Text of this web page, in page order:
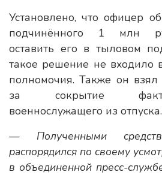
Установлено, что офицер
подчинённого 1 млн
оставить его в тыловом
такое решение не входило
полномочия. Также он
за сокрытие
военнослужащего из отпуска.
— Полученными
распорядился по своему
в объединенной пресс-